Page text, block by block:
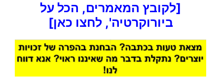
[לקובץ המאמרים, הכל על
ביורוקרטיה', לחצו כאן]